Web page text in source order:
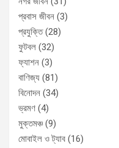
প্রবাস জীবন (3)
প্রযুক্তি(28)
ফুটবল (32)
ফ্যাশন (3)
বাণিজ্য (81)
বিনোদন (34)
ভ্রমণ (4)
মুক্তমঞ্চ(9)
মোবাইল ও ট্যাব (16)